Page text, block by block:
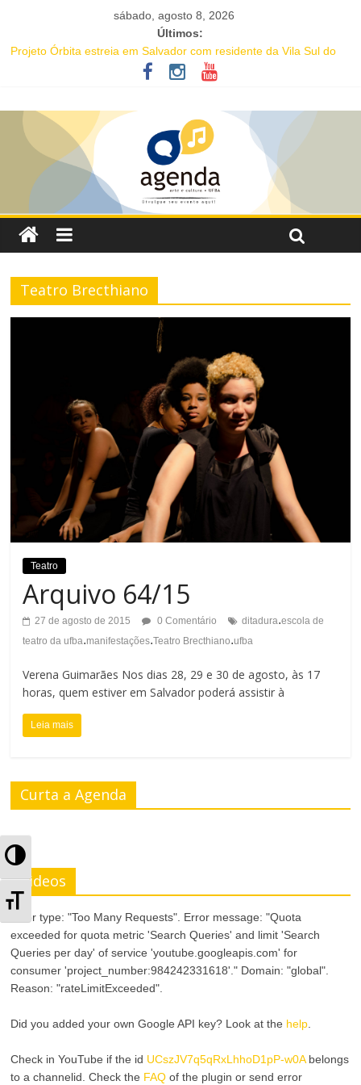
A
t
e
r
n
a
A
t
e
r
n
sábado, agosto 8, 2026
Últimos:
Projeto Órbita estreia em Salvador com residente da Vila Sul do
Goethe-Institut e programação gratuita de cinema imersivo
Música e solidariedade se unem em concerto do Coral Ecumênico
da Bahia na Flipelô
Salvador recebe evento de celebração em homenagem ao dia do
Rap Nacional
Tuca Fernandes, Buja Ferreira e o cantor coreano Junho Chu
estão entre as atrações deste fim de semana da Festa de Santa
Dulce dos Pobres
Teatro Brecthiano
Teatro
Arquivo 64/15
27 de agosto de 2015 0 Comentário ditadura.escola de
teatro da ufba.manifestações.Teatro Brecthiano.ufba
Verena Guimarães Nos dias 28, 29 e 30 de agosto, às 17
horas, quem estiver em Salvador poderá assistir à
Leia mais
Curta a Agenda
Videos
Error type: "Too Many Requests". Error message: "Quota
exceeded for quota metric 'Search Queries' and limit 'Search
Queries per day' of service 'youtube.googleapis.com' for
consumer 'project_number:984242331618'." Domain: "global".
Reason: "rateLimitExceeded".
Did you added your own Google API key? Look at the help
Check in YouTube if the id UCszJV7q5qRxLhhoD1pP-w0Abelongs
to a channelid. Check the FAQ of the plugin or send error